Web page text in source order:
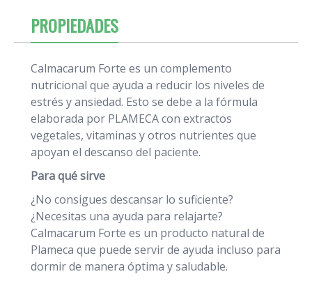
PROPIEDADES
Calmacarum Forte es un complemento
nutricional que ayuda a reducir los niveles de
estrés y ansiedad. Esto se debe a la fórmula
elaborada por PLAMECA con extractos
vegetales, vitaminas y otros nutrientes que
apoyan el descanso del paciente.
Para qué sirve
¿No consigues descansar lo suficiente?
¿Necesitas una ayuda para relajarte?
Calmacarum Forte es un producto natural de
Plameca que puede servir de ayuda incluso para
dormir de manera óptima y saludable.